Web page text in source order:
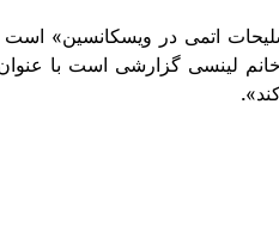
اتمی در ویسکانسین» است
لینسی گزارشی است با
».